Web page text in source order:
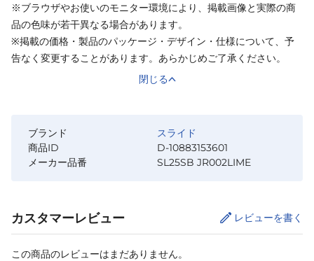
※ブラウザやお使いのモニター環境により、掲載画像と実際の商
品の色味が若干異なる場合があります。
※掲載の価格・製品のパッケージ・デザイン・仕様について、予
告なく変更することがあります。あらかじめご了承ください。
閉じる
ブランド
スライド
商品ID
D-10883153601
メーカー品番
SL25SB JR002LIME
カスタマーレビュー レビューを書く
この商品のレビューはまだありません。